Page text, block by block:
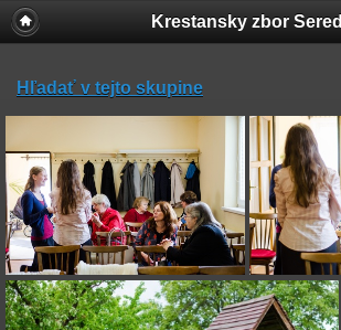
Krestansky zbor Sered
Hľadať v tejto skupine